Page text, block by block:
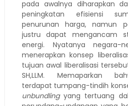
pada awalnya diharapkan
peningkatan efisiensi
penurunan harga, namun
justru dapat mengancam
energi. Nyatanya negara-
menerapkan konsep
tujuan awal liberalisasi
SH,LLM. Memaparkan
terdapat tumpang-tindih
unbundlingyang tertuang